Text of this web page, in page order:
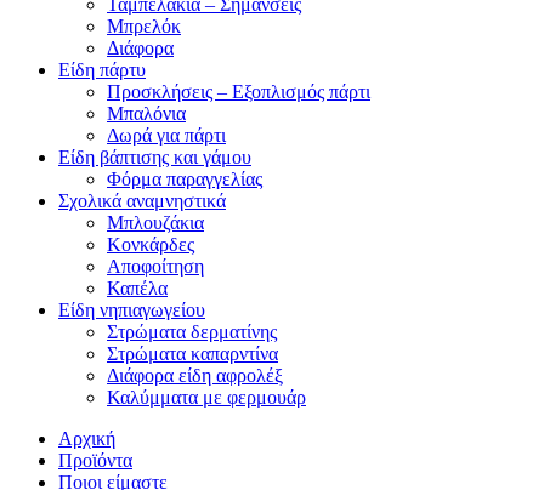
Μπρελόκ
Διάφορα
Είδη πάρτυ
Προσκλήσεις – Εξοπλισμός πάρτι
Μπαλόνια
Δωρά για πάρτι
Είδη βάπτισης και γάμου
Φόρμα παραγγελίας
Σχολικά αναμνηστικά
Μπλουζάκια
Κονκάρδες
Αποφοίτηση
Καπέλα
Είδη νηπιαγωγείου
Στρώματα δερματίνης
Στρώματα καπαρντίνα
Διάφορα είδη αφρολέξ
Καλύμματα με φερμουάρ
Αρχική
Προϊόντα
Ποιοι είμαστε